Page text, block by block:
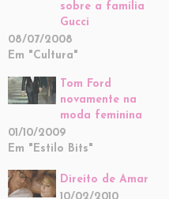
sobre a família
Gucci
08/07/2008
Em "Cultura"
Tom Ford
novamente na
moda feminina
01/10/2009
Em "Estilo Bits"
Direito de Amar